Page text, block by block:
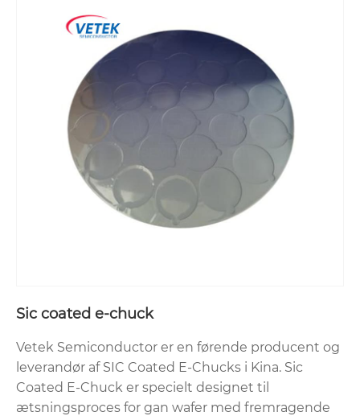
Sic coated e-chuck
Vetek Semiconductor er en førende producent og
leverandør af SIC Coated E-Chucks i Kina. Sic
Coated E-Chuck er specielt designet til
ætsningsproces for gan wafer med fremragende